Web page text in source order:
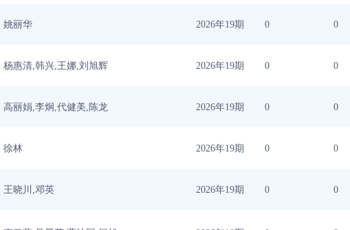
姚丽华 2026年19期 0 0
杨惠清,韩兴,王娜,刘旭辉 2026年19期 0 0
高丽娟,李炯,代健美,陈龙 2026年19期 0 0
徐林 2026年19期 0 0
王晓川,邓英 2026年19期 0 0